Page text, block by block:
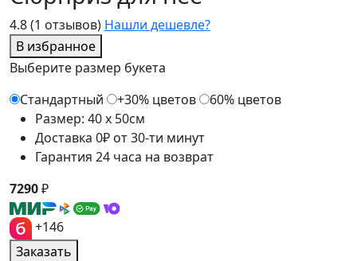
4.8(1 отзывов) Нашли дешевле?
В избранное
Выберите размер букета
Стандартный
+30% цветов
60% цветов
Размер: 40 x 50см
Доставка 0₽ от 30-ти минут
Гарантия 24 часа на возврат
7290₽
+146
Заказать